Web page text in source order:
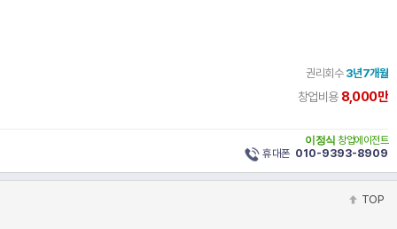
권리회수 3년7개월
창업비용 8,000만
이정식 창업에이전트
휴대폰 010-9393-8909
TOP